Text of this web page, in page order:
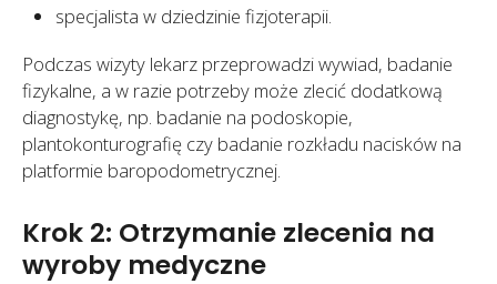
specjalista w dziedzinie fizjoterapii.
Podczas wizyty lekarz przeprowadzi wywiad, badanie
fizykalne, a w razie potrzeby może zlecić dodatkową
diagnostykę, np. badanie na podoskopie,
plantokonturografię czy badanie rozkładu nacisków na
platformie baropodometrycznej.
Krok 2: Otrzymanie zlecenia na
wyroby medyczne